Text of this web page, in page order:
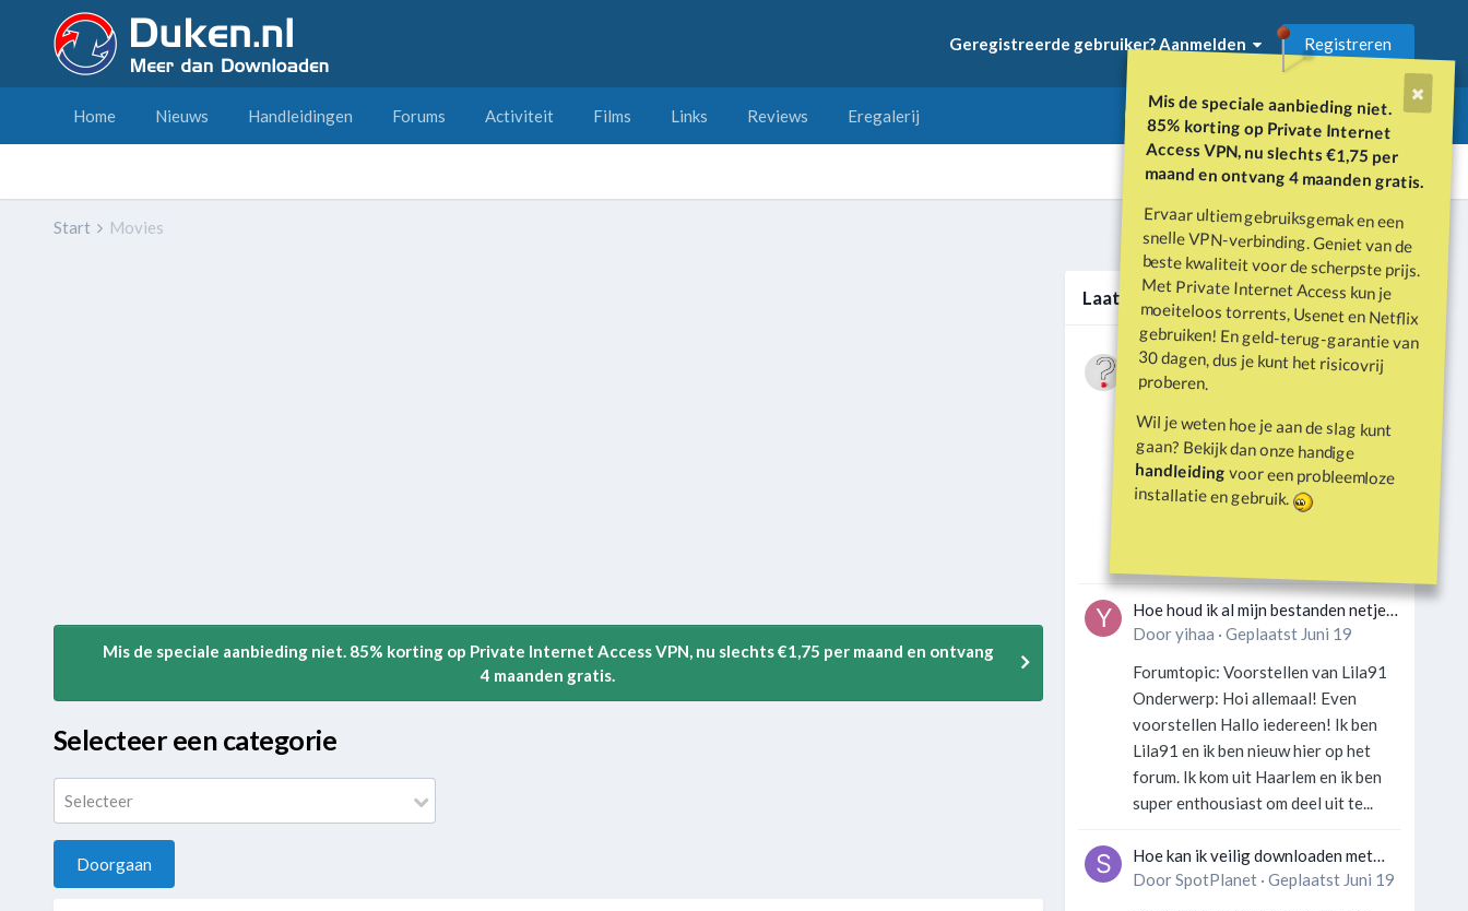
Mis de speciale aanbieding niet.
85% korting op Private Internet
Access VPN, nu slechts €1,75 per
maand en ontvang 4 maanden gratis.
Ervaar ultiem gebruiksgemak en een
snelle VPN-verbinding. Geniet van de
beste kwaliteit voor de scherpste prijs.
Met Private Internet Access kun je
moeiteloos torrents, Usenet en Netflix
gebruiken! En geld-terug-garantie van
30 dagen, dus je kunt het risicovrij
proberen.
Wil je weten hoe je aan de slag kunt
gaan? Bekijk dan onze handige
handleidingvoor een probleemloze
installatie en gebruik.
Geregistreerde gebruiker? Aanmelden Registreren
Home Nieuws Handleidingen Forums Activiteit Films Links Reviews Eregalerij
Alle activiteit
Start Movies
Mis de speciale aanbieding niet. 85% korting op Private Internet Access VPN, nu slechts €1,75 per maand en ontvang
4 maanden gratis.
Selecteer een categorie
Selecteer
Doorgaan
Laatste berichten
Wat is er gebeurd met Davey Hearn
en de vandalisatie van het
Washington Reflecting Pool?
DoorVraagbaak
Forumdiscussie: Davey Hearn:
Former Olympian Denies Vandalising
Washington Reflecting Pool
Gebruiker: SportFan123 Hey
Hoe houd ik al mijn bestanden netjes
georganiseerd zonder gek te
Dooryihaa · Geplaatst Juni 19
Forumtopic: Voorstellen van Lila91
Onderwerp: Hoi allemaal! Even
voorstellen Hallo iedereen! Ik ben
Lila91 en ik ben nieuw hier op het
forum. Ik kom uit Haarlem en ik ben
super enthousiast om deel uit te...
Hoe kan ik veilig downloaden met
een VPN zonder technische kennis?
DoorSpotPlanet· Geplaatst Juni 19